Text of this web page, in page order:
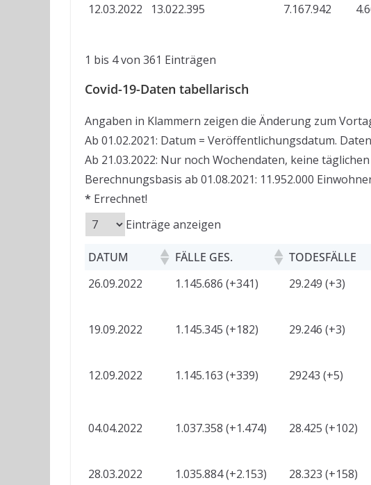
12.03.2022 13.022.395 7.167.942
1 bis 4 von 361 Einträgen
Covid-19-Daten tabellarisch
Angaben in Klammern zeigen die Änderung zum
Ab 01.02.2021: Datum = Veröffentlichungsdatum.
Ab 21.03.2022: Nur noch Wochendaten, keine
Berechnungsbasis ab 01.08.2021: 11.952.000
* Errechnet!
Einträge anzeigen
DATUM FÄLLE GES. TODESFÄLLE
26.09.2022
1.145.686 (+341) 29.249 (+3)
19.09.2022
1.145.345 (+182) 29.246 (+3)
12.09.2022
1.145.163 (+339) 29243 (+5)
04.04.2022 1.037.358 (+1.474) 28.425 (+102)
28.03.2022
1.035.884 (+2.153) 28.323 (+158)